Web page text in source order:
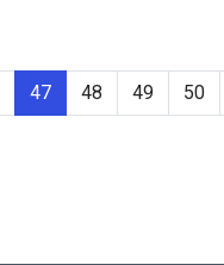
47 48 49 50